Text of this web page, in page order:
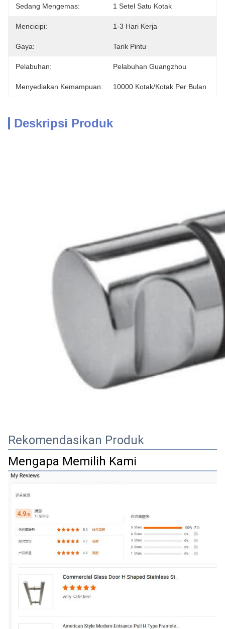
Sedang Mengemas: 1 Setel Satu Kotak
Mencicipi: 1-3 Hari Kerja
Gaya: Tarik Pintu
Pelabuhan: Pelabuhan Guangzhou
Menyediakan Kemampuan: 10000 Kotak/Kotak Per Bulan
Deskripsi Produk
Rekomendasikan Produk
Mengapa Memilih Kami